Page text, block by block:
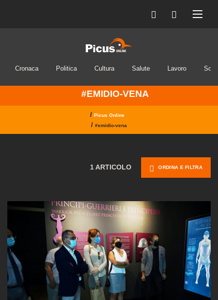
Cronaca Politica Cultura Salute Lavoro
#EMIDIO-VENA
/ Picus Online
/ #emidio-vena
1 ARTICOLO ORDINA E FILTRA